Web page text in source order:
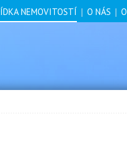
NEMOVITOSTÍ O NÁS